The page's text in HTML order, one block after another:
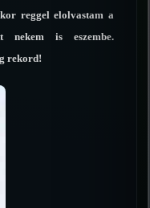
reggel elolvastam a
nekem is eszembe.
rekord!